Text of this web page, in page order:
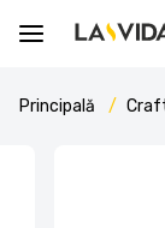
Principală